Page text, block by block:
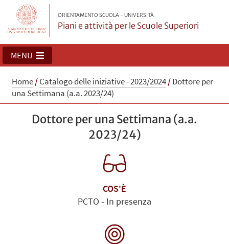
ORIENTAMENTO SCUOLA - UNIVERSITÀ
Piani e attività per le Scuole Superiori
MENU
Home/Catalogo delle iniziative - 2023/2024/Dottore per
una Settimana (a.a. 2023/24)
Dottore per una Settimana (a.a.
2023/24)
COS'È
PCTO - In presenza